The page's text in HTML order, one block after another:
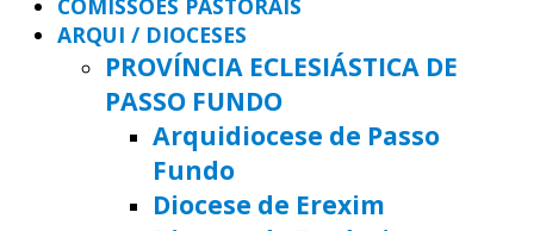
COMISSÕES PASTORAIS
ARQUI / DIOCESES
PROVÍNCIA ECLESIÁSTICA DE
PASSO FUNDO
Arquidiocese de Passo
Fundo
Diocese de Erexim